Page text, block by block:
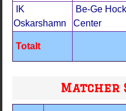
IK
Oskarshamn
Be-Ge
Center
Totalt
Matcher